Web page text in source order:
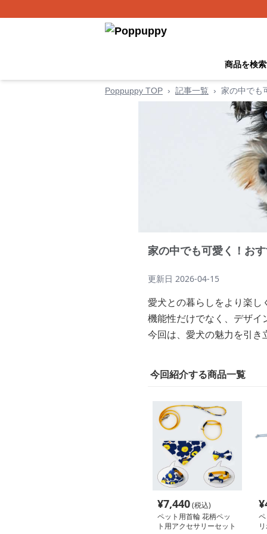
商品を検
Poppuppy TOP › 記事一覧 › 家の中でも
家の中でも可愛く！お
更新日 2026-04-15
愛犬との暮らしをより楽し
機能性だけでなく、デザ
今回は、愛犬の魅力を引
今回紹介する商品一覧
¥7,440(税込)
ペット用首輪 花柄ペッ
ト用アクセサリーセット
¥